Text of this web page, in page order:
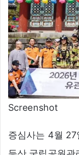
Screenshot
증심사는 4월 27